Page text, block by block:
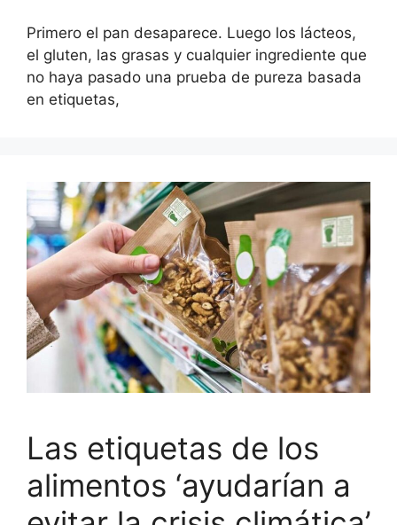
Primero el pan desaparece. Luego los lácteos,
el gluten, las grasas y cualquier ingrediente que
no haya pasado una prueba de pureza basada
en etiquetas,
Las etiquetas de los
alimentos ‘ayudarían a